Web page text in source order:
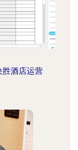
胜酒店运营